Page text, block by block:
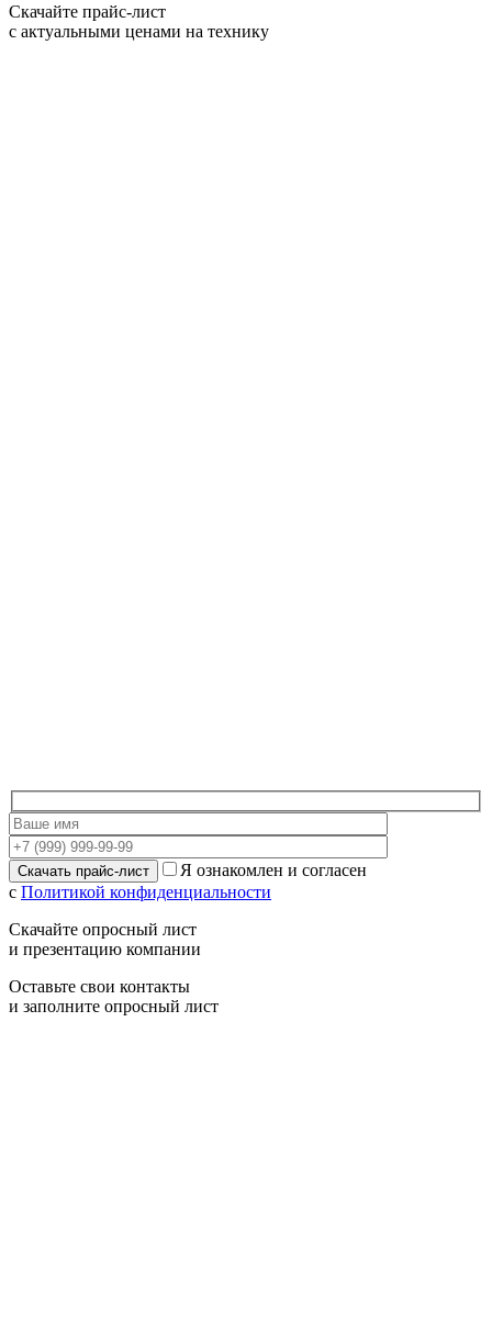
Скачайте прайс-лист
с актуальными ценами на технику
Я ознакомлен и согласен
с Политикой конфиденциальности
Скачайте опросный лист
и презентацию компании
Оставьте свои контакты
и заполните опросный лист